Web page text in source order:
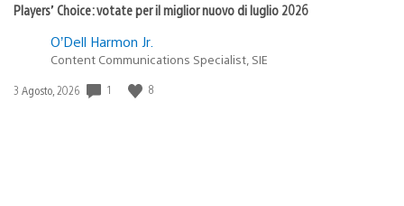
Players’ Choice: votate per il miglior nuovo di luglio 2026
O’Dell Harmon Jr.
Content Communications Specialist, SIE
Data
3 Agosto, 2026 1 8